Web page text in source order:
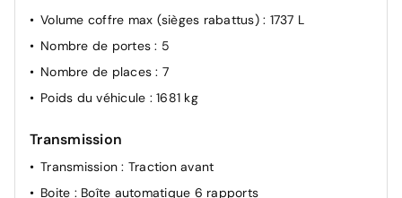
Détection d'endormismement
Condamnation des portes électriques
Détecteur d'angle mort
Volume coffre max (sièges rabattus) : 1737 L
Nombre de portes: 5
Nombre de places: 7
Poids du véhicule : 1681 kg
Transmission
Transmission: Traction avant
Boite : Boîte automatique 6 rapports